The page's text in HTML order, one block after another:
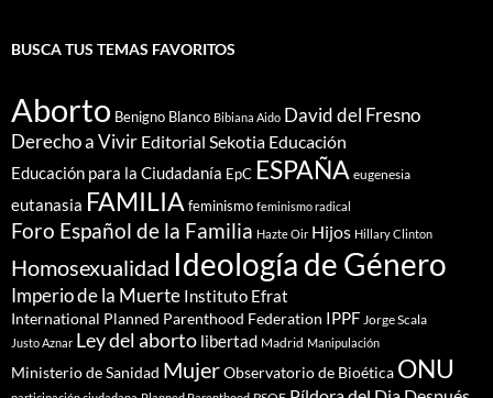
BUSCA TUS TEMAS FAVORITOS
Aborto Benigno Blanco Bibiana Aido David del Fresno
Derecho a Vivir Editorial Sekotia Educación
Educación para la Ciudadanía EpC ESPAÑA eugenesia
eutanasia FAMILIA feminismo feminismo radical
Foro Español de la Familia Hazte Oir Hijos Hillary Clinton
Homosexualidad Ideología de Género
Imperio de la Muerte Instituto Efrat
International Planned Parenthood Federation IPPF Jorge Scala
Justo Aznar Ley del aborto libertad Madrid Manipulación
Ministerio de Sanidad MujerObservatorio de Bioética ONU